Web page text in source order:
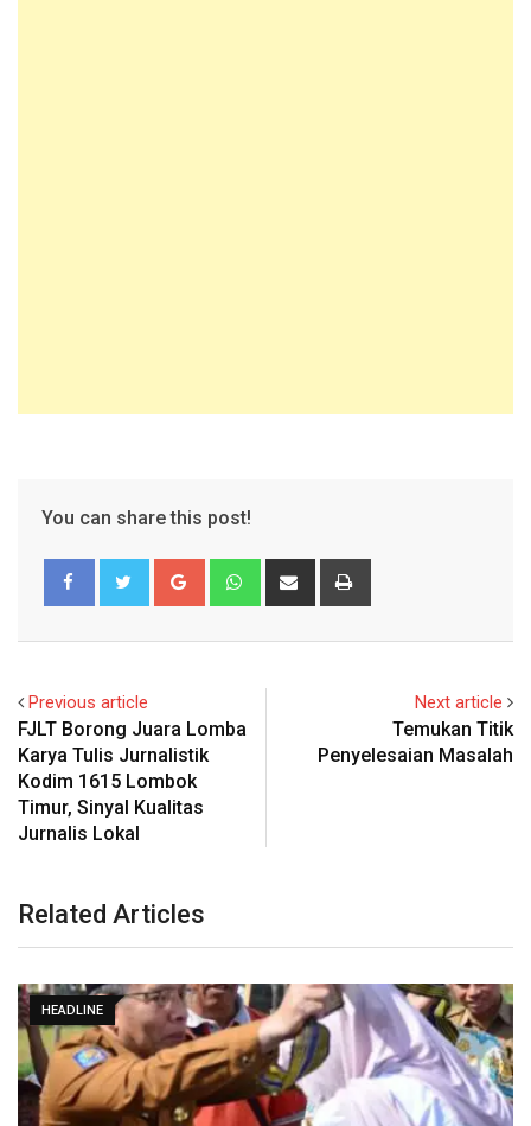
You can share this post!
Google+ WhatsappShare
Previous article
FJLT Borong Juara Lomba
Karya Tulis Jurnalistik
Kodim 1615 Lombok
Timur, Sinyal Kualitas
Jurnalis Lokal
Next article
Temukan Titik
Penyelesaian Masalah
Related Articles
HEADLINE